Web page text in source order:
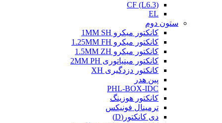
CF (L6.3)
EL
ستون دوم
کانکتور میکرو 1MM SH
کانکتور میکرو 1.25MM FH
کانکتور میکرو 1.5MM ZH
کانکتور مینیاتوری 2MM PH
کانکتور دزدگیری XH
پین هدر
PHL-BOX-IDC
کانکتور هوزینگ
ترمینال فونیکس
دی کانکتور(D)